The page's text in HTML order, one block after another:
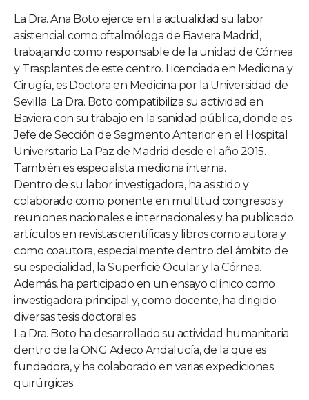
La Dra. Ana Boto ejerce en la actualidad su labor
asistencial como oftalmóloga de Baviera Madrid,
trabajando como responsable de la unidad de Córnea
y Trasplantes de este centro. Licenciada en Medicina y
Cirugía, es Doctora en Medicina por la Universidad de
Sevilla. La Dra. Boto compatibiliza su actividad en
Baviera con su trabajo en la sanidad pública, donde es
Jefe de Sección de Segmento Anterior en el Hospital
Universitario La Paz de Madrid desde el año 2015.
También es especialista medicina interna.
Dentro de su labor investigadora, ha asistido y
colaborado como ponente en multitud congresos y
reuniones nacionales e internacionales y ha publicado
artículos en revistas científicas y libros como autora y
como coautora, especialmente dentro del ámbito de
su especialidad, la Superficie Ocular y la Córnea.
Además, ha participado en un ensayo clínico como
investigadora principal y, como docente, ha dirigido
diversas tesis doctorales.
La Dra. Boto ha desarrollado su actividad humanitaria
dentro de la ONG Adeco Andalucía, de la que es
fundadora, y ha colaborado en varias expediciones
quirúrgicas